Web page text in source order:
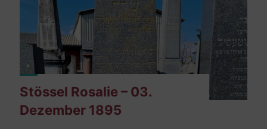
Stössel Rosalie – 03.
Dezember 1895